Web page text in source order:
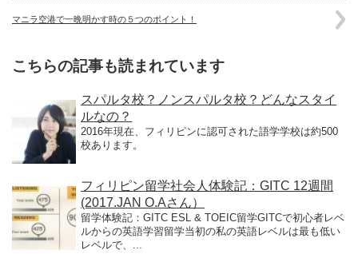
マニラ空港で一晩明かす時の５つのポイント！
こちらの記事も読まれています
スパルタ校？ノンスパルタ校？どんなスタイ
ルなの？
2016年現在、フィリピンに認可された語学学校は約500
校あります。
フィリピン留学社会人体験記：GITC 12週間
(2017.JAN O.Aさん）
留学体験記：GITC ESL & TOEIC留学GITCで初心者レベ
ルからの英語学習留学当初の私の英語レベルは最も低い
レベルで、...